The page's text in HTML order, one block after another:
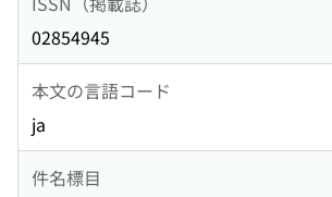
02854945
本文の言語コード
ja
件名標目